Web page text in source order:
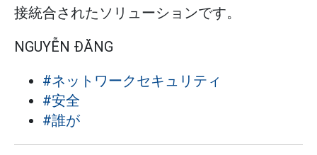
接統合されたソリューションです。
NGUYỄN ĐĂNG
#ネットワークセキュリティ
#安全
#誰が